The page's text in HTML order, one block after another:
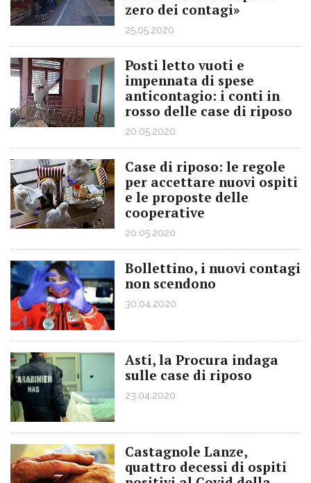
zero dei contagi»
25.05.2020
Posti letto vuoti e
impennata di spese
anticontagio: i conti in
rosso delle case di riposo
20.05.2020
Case di riposo: le regole
per accettare nuovi ospiti
e le proposte delle
cooperative
20.05.2020
Bollettino, i nuovi contagi
non scendono
30.04.2020
Asti, la Procura indaga
sulle case di riposo
23.04.2020
Castagnole Lanze,
quattro decessi di ospiti